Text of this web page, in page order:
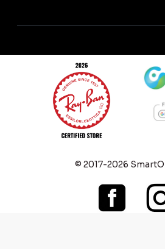
© 2017-2026